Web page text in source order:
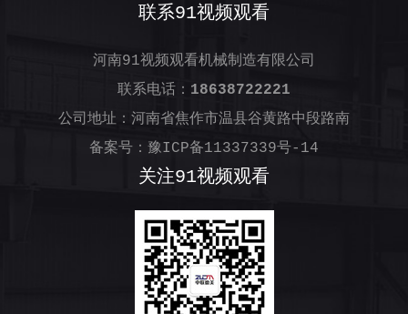
联系91视频观看
河南91视频观看机械制造有限公司
联系电话： 18638722221
公司地址：河南省焦作市温县谷黄路中段路南
备案号： 豫ICP备11337339号-14
关注91视频观看